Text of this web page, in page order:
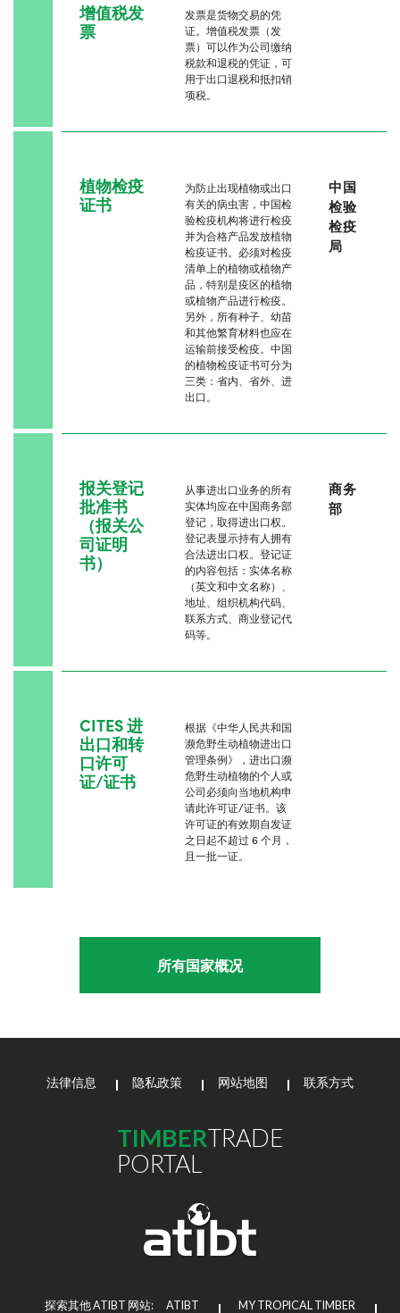
增值税发
票
发票是货物交易的凭
证。增值税发票（发
票）可以作为公司缴纳
税款和退税的凭证，可
用于出口退税和抵扣销
项税。
植物检疫
证书
为防止出现植物或出口
有关的病虫害，中国检
验检疫机构将进行检疫
并为合格产品发放植物
检疫证书。必须对检疫
清单上的植物或植物产
品，特别是疫区的植物
或植物产品进行检疫。
另外，所有种子、幼苗
和其他繁育材料也应在
运输前接受检疫。中国
的植物检疫证书可分为
三类：省内、省外、进
出口。
中国
检验
检疫
局
报关登记
批准书
（报关公
司证明
书）
从事进出口业务的所有
实体均应在中国商务部
登记，取得进出口权。
登记表显示持有人拥有
合法进出口权。登记证
的内容包括：实体名称
（英文和中文名称）、
地址、组织机构代码、
联系方式、商业登记代
码等。
商务
部
CITES 进
出口和转
口许可
证/证书
根据《中华人民共和国
濒危野生动植物进出口
管理条例》，进出口濒
危野生动植物的个人或
公司必须向当地机构申
请此许可证/证书。该
许可证的有效期自发证
之日起不超过 6 个月，
且一批一证。
所有国家概况
法律信息 隐私政策 网站地图 联系方式
TIMBERTRADE
PORTAL
探索其他 ATIBT 网站: ATIBT MY TROPICAL TIMBER